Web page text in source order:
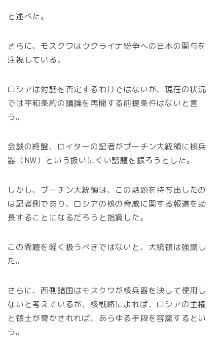
と述べた。
さらに、モスクワはウクライナ紛争への日本の関与を
注視している。
ロシアは対話を否定するわけではないが、現在の状況
では平和条約の議論を再開する前提条件はないと言
う。
会談の終盤、ロイターの記者がプーチン大統領に核兵
器（NW）という扱いにくい話題を振ろうとした。
しかし、プーチン大統領は、この話題を持ち出したの
は記者側であり、ロシアの核の脅威に関する報道を助
長することになるだろうと指摘した。
この問題を軽く扱うべきではないと、大統領は強調し
た。
さらに、西側諸国はモスクワが核兵器を決して使用し
ないと考えているが、核戦略によれば、ロシアの主権
と領土が脅かされれば、あらゆる手段を容認するとい
う。